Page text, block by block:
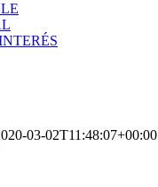
03-02T11:48:07+00:00